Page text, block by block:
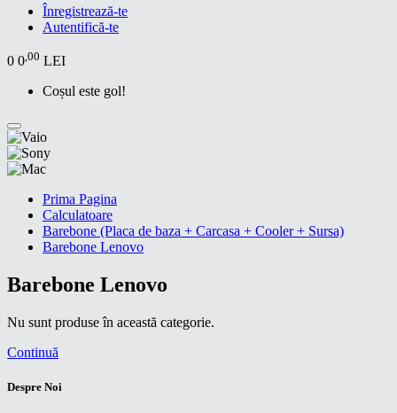
Înregistrează-te
Autentifică-te
0 0,00 LEI
Coșul este gol!
Prima Pagina
Calculatoare
Barebone (Placa de baza + Carcasa + Cooler + Sursa)
Barebone Lenovo
Barebone Lenovo
Nu sunt produse în această categorie.
Continuă
Despre Noi